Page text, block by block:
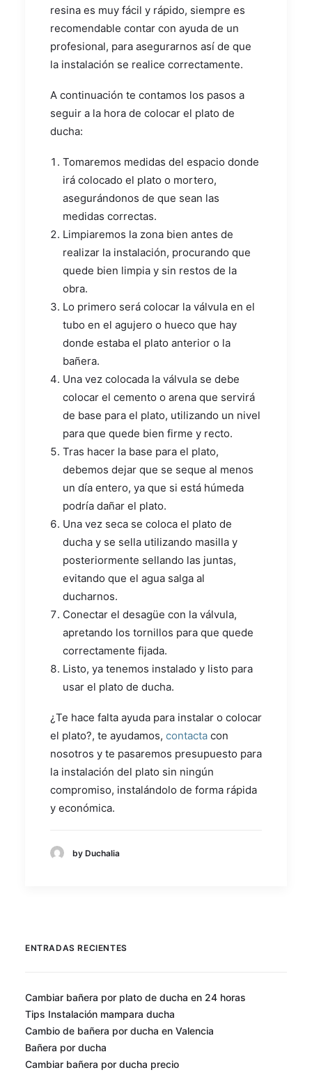
resina es muy fácil y rápido, siempre es
recomendable contar con ayuda de un
profesional, para asegurarnos así de que
la instalación se realice correctamente.
A continuación te contamos los pasos a
seguir a la hora de colocar el plato de
ducha:
Tomaremos medidas del espacio donde
irá colocado el plato o mortero,
asegurándonos de que sean las
medidas correctas.
Limpiaremos la zona bien antes de
realizar la instalación, procurando que
quede bien limpia y sin restos de la
obra.
Lo primero será colocar la válvula en el
tubo en el agujero o hueco que hay
donde estaba el plato anterior o la
bañera.
Una vez colocada la válvula se debe
colocar el cemento o arena que servirá
de base para el plato, utilizando un nivel
para que quede bien firme y recto.
Tras hacer la base para el plato,
debemos dejar que se seque al menos
un día entero, ya que si está húmeda
podría dañar el plato.
Una vez seca se coloca el plato de
ducha y se sella utilizando masilla y
posteriormente sellando las juntas,
evitando que el agua salga al
ducharnos.
Conectar el desagüe con la válvula,
apretando los tornillos para que quede
correctamente fijada.
Listo, ya tenemos instalado y listo para
usar el plato de ducha.
¿Te hace falta ayuda para instalar o colocar
el plato?, te ayudamos, contacta con
nosotros y te pasaremos presupuesto para
la instalación del plato sin ningún
compromiso, instalándolo de forma rápida
y económica.
by Duchalia
ENTRADAS RECIENTES
Cambiar bañera por plato de ducha en 24 horas
Tips Instalación mampara ducha
Cambio de bañera por ducha en Valencia
Bañera por ducha
Cambiar bañera por ducha precio